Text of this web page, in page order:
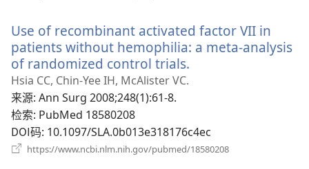
窗
口）
Use of recombinant activated factor VII in
patients without hemophilia: a meta-analysis
of randomized control trials.
口）
Hsia CC, Chin-Yee IH, McAlister VC.
来源‎: Ann Surg 2008;248(1):61-8.
检索‎: PubMed 18580208
DOI码‎: 10.1097/SLA.0b013e318176c4ec
https://www.ncbi.nlm.nih.gov/pubmed/18580208